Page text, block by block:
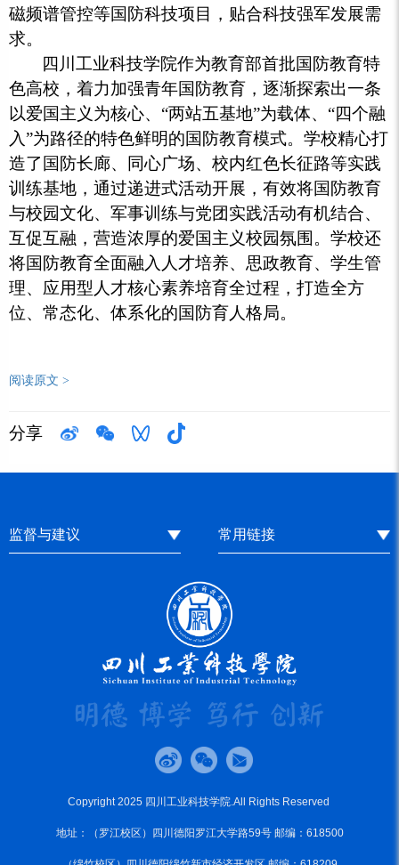
磁频谱管控等国防科技项目，贴合科技强军发展需
求。
四川工业科技学院作为教育部首批国防教育特
色高校，着力加强青年国防教育，逐渐探索出一条
以爱国主义为核心、“两站五基地”为载体、“四个融
入”为路径的特色鲜明的国防教育模式。学校精心打
造了国防长廊、同心广场、校内红色长征路等实践
训练基地，通过递进式活动开展，有效将国防教育
与校园文化、军事训练与党团实践活动有机结合、
互促互融，营造浓厚的爱国主义校园氛围。学校还
将国防教育全面融入人才培养、思政教育、学生管
理、应用型人才核心素养培育全过程，打造全方
位、常态化、体系化的国防育人格局。
阅读原文 >
分享
监督与建议 常用链接
Copyright 2025 四川工业科技学院.All Rights Reserved
地址：（罗江校区）四川德阳罗江大学路59号 邮编：618500